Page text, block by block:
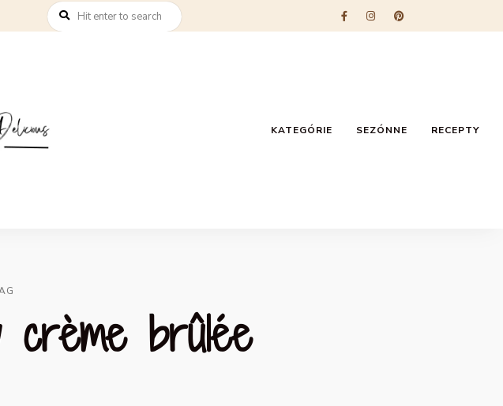
KATEGÓRIE SEZÓNNE RECEPTY
crème brûlée